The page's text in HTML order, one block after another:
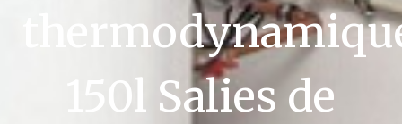
150l Salies de